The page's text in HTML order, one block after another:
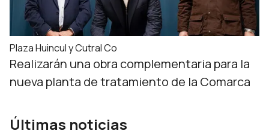
Plaza Huincul y Cutral Co
Realizarán una obra complementaria para la
nueva planta de tratamiento de la Comarca
Últimas noticias